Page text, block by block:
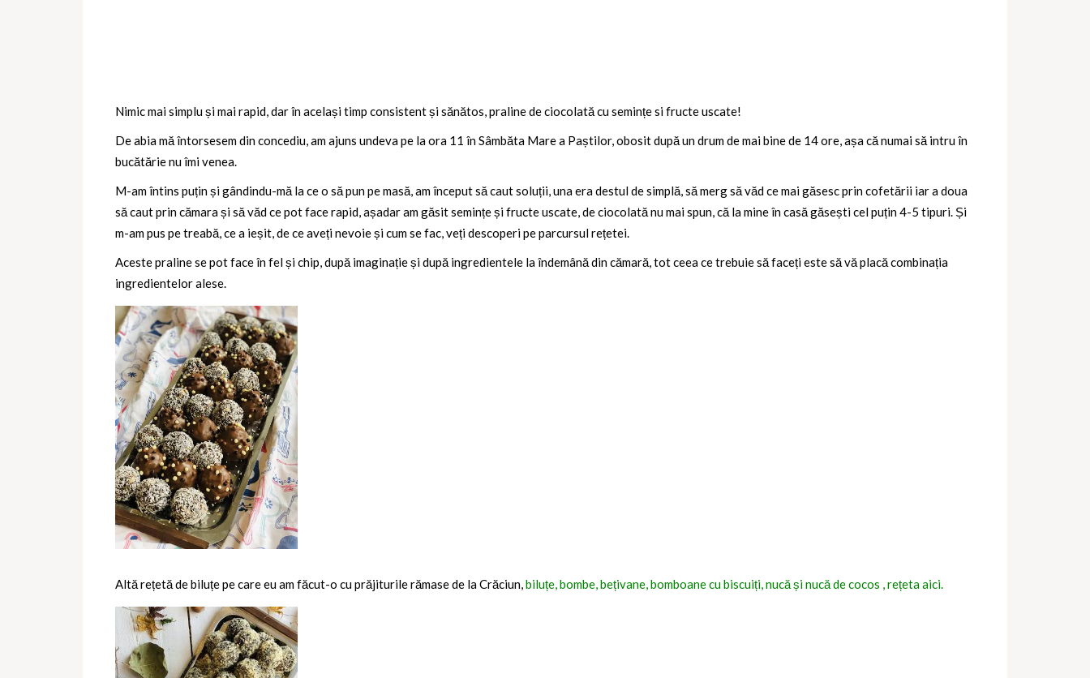
Nimic mai simplu și mai rapid, dar în același timp consistent și sănătos, praline de ciocolată cu semințe si fructe uscate!
De abia mă întorsesem din concediu, am ajuns undeva pe la ora 11 în Sâmbăta Mare a Paștilor, obosit după un drum de mai bine de 14 ore, așa că numai să intru în
bucătărie nu îmi venea.
M-am întins puțin și gândindu-mă la ce o să pun pe masă, am început să caut soluții, una era destul de simplă, să merg să văd ce mai găsesc prin cofetării iar a doua
să caut prin cămara și să văd ce pot face rapid, așadar am găsit semințe și fructe uscate, de ciocolată nu mai spun, că la mine în casă găsești cel puțin 4-5 tipuri. Și
m-am pus pe treabă, ce a ieșit, de ce aveți nevoie și cum se fac, veți descoperi pe parcursul rețetei.
Aceste praline se pot face în fel și chip, după imaginație și după ingredientele la îndemână din cămară, tot ceea ce trebuie să faceți este să vă placă combinația
ingredientelor alese.
Altă rețetă de biluțe pe care eu am făcut-o cu prăjiturile rămase de la Crăciun,biluțe, bombe, bețivane, bomboane cu biscuiți, nucă și nucă de cocos , rețeta aici.